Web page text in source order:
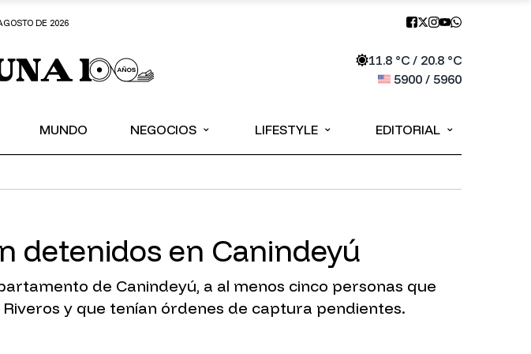
DE 2026
11.8°C / 20.8°C
5900/ 5960
MUNDO NEGOCIOS ⌄ LIFESTYLE ⌄ EDITORIAL ⌄
detenidos en Canindeyú
de Canindeyú, a al menos cinco personas que
y que tenían órdenes de captura pendientes.